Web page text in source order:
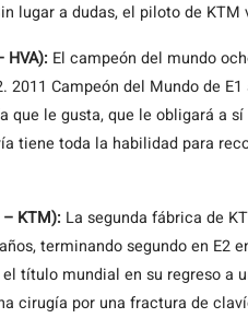
lugar a dudas, el piloto de
HVA): El campeón del mundo
2011 Campeón del Mundo de
que le gusta, que le obligará a
tiene toda la habilidad para
KTM): La segunda fábrica de
terminando segundo en E2
título mundial en su regreso a
cirugía por una fractura de